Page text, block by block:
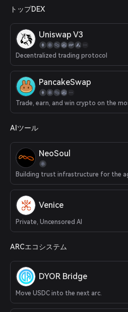
العربية
Español
Português (Brasil)
Español (Argentina)
トップDEX
Uniswap V3
Decentralized trading protocol
PancakeSwap
AIツール
NeoSoul
Building trust infrastructure for the
Venice
Private, Uncensored AI
ARCエコシステム
DYOR Bridge
Move USDC into the next arc.